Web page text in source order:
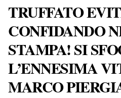
TRUFFATO
CONFIDANDO
STAMPA! SI
L’ENNESIMA
MARCO